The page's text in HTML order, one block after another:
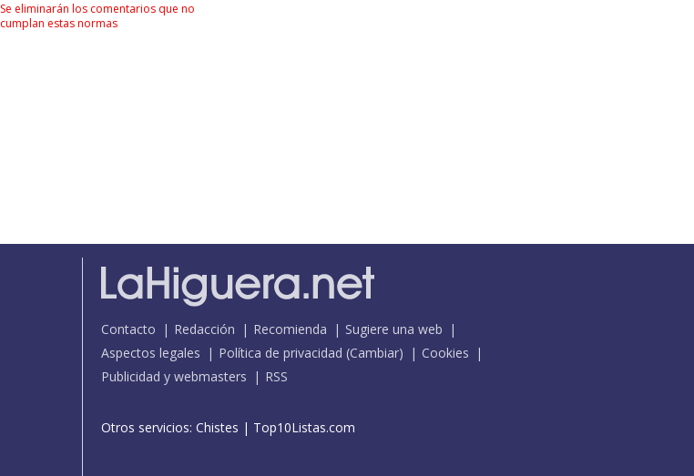
Se eliminarán los comentarios que no
cumplan estas normas
Contacto Redacción Recomienda
Sugiere una web
Aspectos legales
Política de privacidad (Cambiar)
Cookies
Publicidad y webmasters
RSS
Otros servicios: Chistes | Top10Listas.com